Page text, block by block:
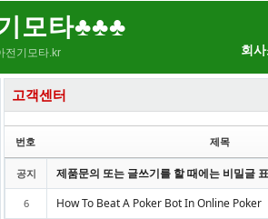
모타♣♣♣
전기모타.kr 회
고객센터
번호 제목
공지 제품문의 또는 글쓰기를 할 때에는 비밀글
6 How To Beat A Poker Bot In Online Poker
스케치북5
스케치북5